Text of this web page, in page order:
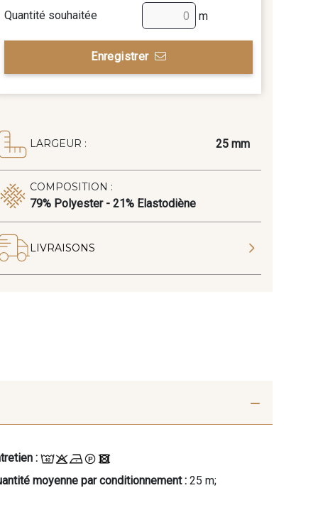
Quantité souhaitée m
Enregistrer
LARGEUR : 25 mm
COMPOSITION :
79% Polyester - 21% Elastodiène
LIVRAISONS
:
moyenne par conditionnement : 25 m;